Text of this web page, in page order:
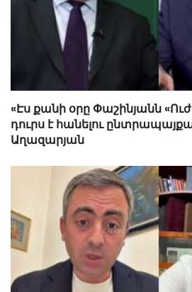
«Էս քանի օրը Փաշինյանն
դուրս է հանելու
Աղազարյան